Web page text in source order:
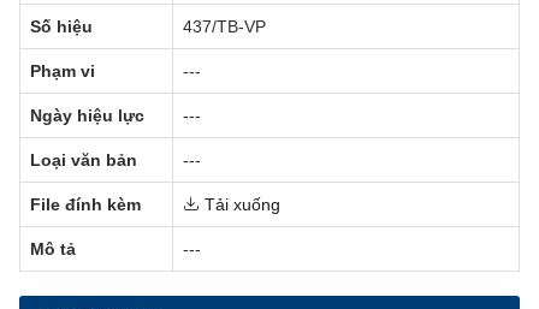
Số hiệu 437/TB-VP
Phạm vi ---
Ngày hiệu lực ---
Loại văn bản ---
File đính kèm Tải xuống
Mô tả ---